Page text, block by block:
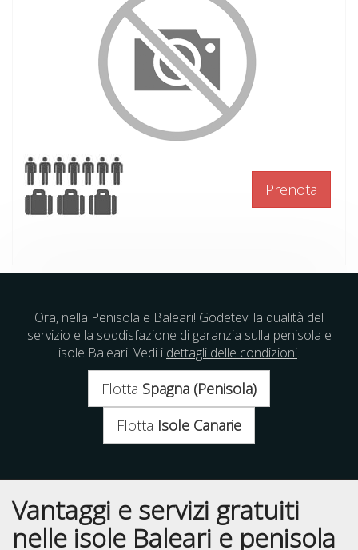
Prenota
Ora, nella Penisola e Baleari! Godetevi la qualità del
servizio e la soddisfazione di garanzia sulla penisola e
isole Baleari. Vedi i dettagli delle condizioni.
Flotta Spagna (Penisola)
Flotta Isole Canarie
Vantaggi e servizi gratuiti
nelle isole Baleari e penisola